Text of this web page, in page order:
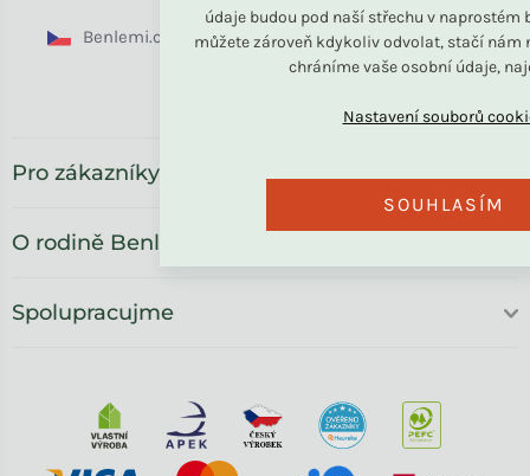
údaje budou pod naší střechu v naprostém
můžete zároveň kdykoliv odvolat, stačí nám
chráníme vaše osobní údaje,
SOUHLASÍM
Benlemi.cz Benlemi.sk Benlemi.com
Pro zákazníky
O rodině Benlemi
Spolupracujme